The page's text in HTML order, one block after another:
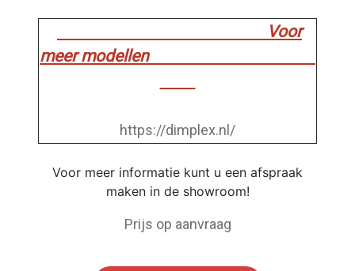
Voor
meer modellen
https://dimplex.nl/
Voor meer informatie kunt u een afspraak
maken in de showroom!
Prijs op aanvraag